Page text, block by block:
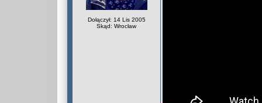
Dołączył: 14 Lis 2005
Skąd: Wrocław